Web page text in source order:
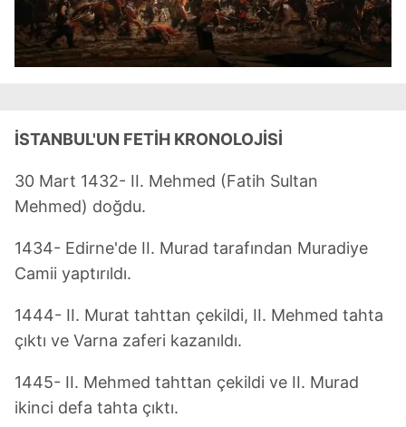
İSTANBUL'UN FETİH KRONOLOJİSİ
30 Mart 1432- II. Mehmed (Fatih Sultan
Mehmed) doğdu.
1434- Edirne'de II. Murad tarafından Muradiye
Camii yaptırıldı.
1444- II. Murat tahttan çekildi, II. Mehmed tahta
çıktı ve Varna zaferi kazanıldı.
1445- II. Mehmed tahttan çekildi ve II. Murad
ikinci defa tahta çıktı.